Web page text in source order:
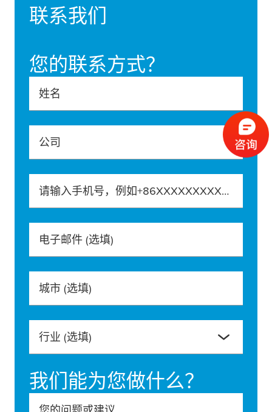
联系我们
您的联系方式？
姓名
公司
请输入手机号，例如+86XXXXXXXXXXX
电子邮件 (选填)
城市 (选填)
行业 (选填)
我们能为您做什么？